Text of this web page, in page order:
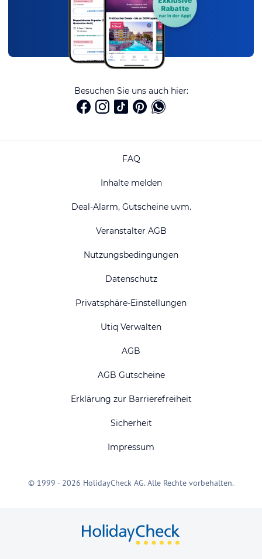
Besuchen Sie uns auch hier:
FAQ
Inhalte melden
Deal-Alarm, Gutscheine uvm.
Veranstalter AGB
Nutzungsbedingungen
Datenschutz
Privatsphäre-Einstellungen
Utiq Verwalten
AGB
AGB Gutscheine
Erklärung zur Barrierefreiheit
Sicherheit
Impressum
© 1999 - 2026 HolidayCheck AG. Alle Rechte vorbehalten.